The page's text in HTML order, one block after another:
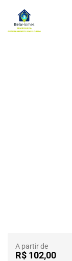
A partir de
R$ 102,00